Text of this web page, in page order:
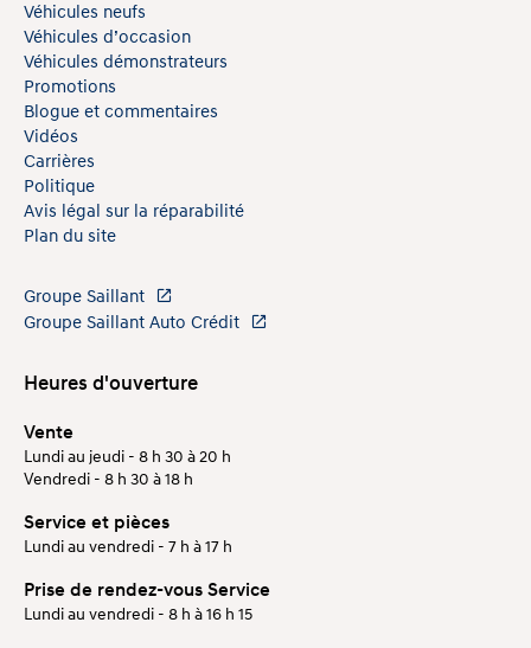
Véhicules neufs
Véhicules d’occasion
Véhicules démonstrateurs
Promotions
Blogue et commentaires
Vidéos
Carrières
Politique
Avis légal sur la réparabilité
Plan du site
Groupe Saillant
Groupe Saillant Auto Crédit
Heures d'ouverture
Vente
Lundi au jeudi - 8 h 30 à 20 h
Vendredi - 8 h 30 à 18 h
Service et pièces
Lundi au vendredi - 7 h à 17 h
Prise de rendez-vous Service
Lundi au vendredi - 8 h à 16 h 15